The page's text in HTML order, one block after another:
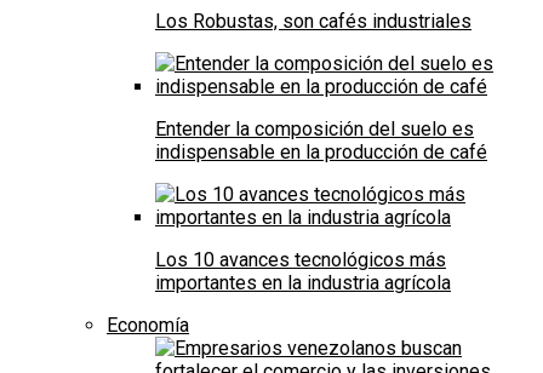
Los Robustas, son cafés industriales
Entender la composición del suelo es
indispensable en la producción de café
Los 10 avances tecnológicos más
importantes en la industria agrícola
Economía